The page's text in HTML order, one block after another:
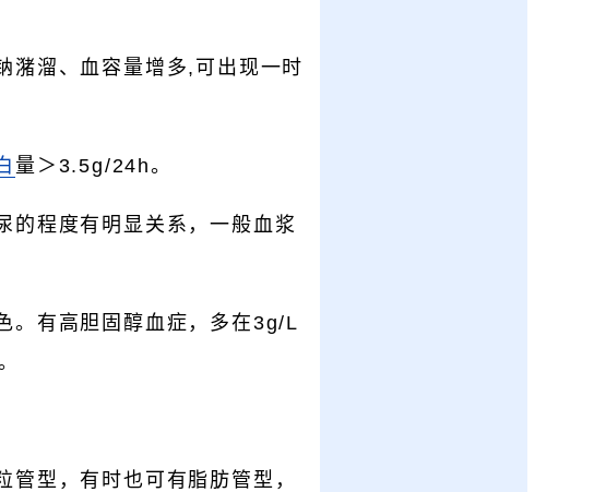
溜、血容量增多,可出现一时
量＞3.5g/24h。
程度有明显关系，一般血浆
。有高胆固醇血症，多在3g/L
型，有时也可有脂肪管型，